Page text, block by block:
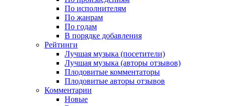
По исполнителям
По жанрам
По годам
В порядке добавления
Рейтинги
Лучшая музыка (посетители)
Лучшая музыка (авторы отзывов)
Плодовитые комментаторы
Плодовитые авторы отзывов
Комментарии
Новые